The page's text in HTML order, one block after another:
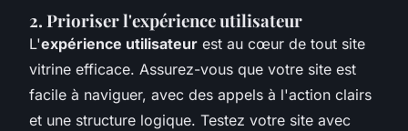
2. Prioriser l'expérience utilisateur
L'expérience utilisateur est au cœur de tout site
vitrine efficace. Assurez-vous que votre site est
facile à naviguer, avec des appels à l'action clairs
et une structure logique. Testez votre site avec